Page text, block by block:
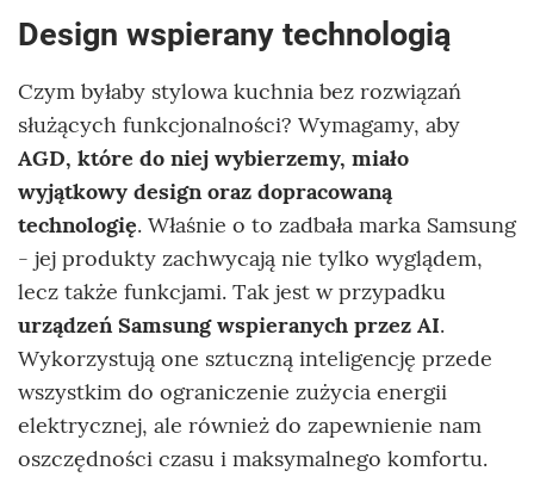
Design wspierany technologią
Czym byłaby stylowa kuchnia bez rozwiązań
służących funkcjonalności? Wymagamy, aby
AGD, które do niej wybierzemy, miało
wyjątkowy design oraz dopracowaną
technologię. Właśnie o to zadbała marka Samsung
- jej produkty zachwycają nie tylko wyglądem,
lecz także funkcjami. Tak jest w przypadku
urządzeń Samsung wspieranych przez AI.
Wykorzystują one sztuczną inteligencję przede
wszystkim do ograniczenie zużycia energii
elektrycznej, ale również do zapewnienie nam
oszczędności czasu i maksymalnego komfortu.